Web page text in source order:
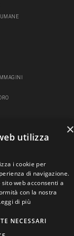
UMANE
×
utilizza
i cookie per
di navigazione.
web acconsenti a
con la nostra
di più
NECESSARI